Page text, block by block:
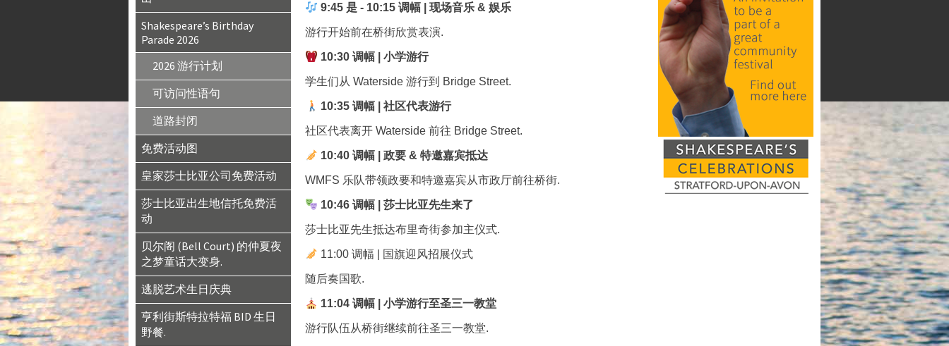
Shakespeare’s Birthday
Parade 2026
2026 游行计划
可访问性语句
道路封闭
免费活动图
皇家莎士比亚公司免费活动
莎士比亚出生地信托免费活
动
贝尔阁 (Bell Court) 的仲夏夜
之梦童话大变身.
逃脱艺术生日庆典
亨利街斯特拉特福 BID 生日
野餐.
9:45 是 - 10:15 调幅 | 现场音乐 & 娱乐
游行开始前在桥街欣赏表演.
10:30 调幅 | 小学游行
学生们从 Waterside 游行到 Bridge Street.
10:35 调幅 | 社区代表游行
社区代表离开 Waterside 前往 Bridge Street.
10:40 调幅 | 政要 & 特邀嘉宾抵达
WMFS 乐队带领政要和特邀嘉宾从市政厅前往桥街.
10:46 调幅 | 莎士比亚先生来了
莎士比亚先生抵达布里奇街参加主仪式.
11:00 调幅 | 国旗迎风招展仪式
随后奏国歌.
11:04 调幅 | 小学游行至圣三一教堂
游行队伍从桥街继续前往圣三一教堂.